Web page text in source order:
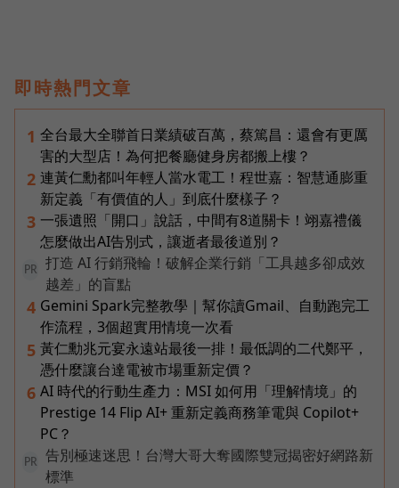
即時熱門文章
1 全台最大全聯首日業績破百萬，蔡篤昌：還會有更厲
害的大型店！為何把餐廳健身房都搬上樓？
2 連黃仁勳都叫年輕人當水電工！程世嘉：智慧通膨重
新定義「有價值的人」到底什麼樣子？
3 一張遺照「開口」說話，中間有8道關卡！翊嘉禮儀
怎麼做出AI告別式，讓逝者最後道別？
PR
打造 AI 行銷飛輪！破解企業行銷「工具越多卻成效
越差」的盲點
4 Gemini Spark完整教學｜幫你讀Gmail、自動跑完工
作流程，3個超實用情境一次看
5 黃仁勳兆元宴永遠站最後一排！最低調的二代鄭平，
憑什麼讓台達電被市場重新定價？
6 AI 時代的行動生產力：MSI 如何用「理解情境」的
Prestige 14 Flip AI+ 重新定義商務筆電與 Copilot+
PC？
PR
告別極速迷思！台灣大哥大奪國際雙冠揭密好網路新
標準